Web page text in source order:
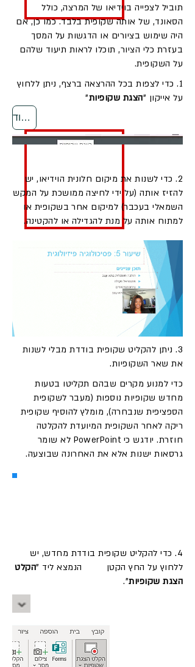
חזרה לראש העמוד
תוביל לצפייה בוידיאו של המרצה, כולל
הסאונד, של אותה שקופית בלבד. כמו כן, אם
היה שימוש בציורים או הדגשות על המסך
בעזרת כלי הציור, תוכלו לראות תיעוד שלהם
על השקופית.
1. כדי לצפות בכל ההרצאה ברצף, ניתן ללחוץ
על אייקון "הצגת שקופיות"
2. כדי לשנות את מיקום חלונית הוידיאו, יש
להזיז אותה (על ידי לחיצה ממושכת על המקש
השמאלי בעכבר) למיקום אחר בשקופית או
למתוח אותה על מנת להגדילה או להקטינה.
3. ניתן להקליט שקופית בודדת מבלי לשנות
את שאר השקופיות.
כדי למנוע מקרים שבהם תקליטו בטעות
מחדש שקופיות נוספות (מעבר לשקופית
הספציפית שנבחרה), מומלץ להוסיף שקופית
ריקה לאחר השקופית המיועדת להקלטה
חוזרת. יודגש כי PowerPoint לא שומר
גרסאות ישנות אלא את האחרונה שבוצעה.
4. כדי להקליט שקופית בודדת מחדש, יש
ללחוץ על החץ הקטן הנמצא ליד "הקלט
הצגת שקופיות".